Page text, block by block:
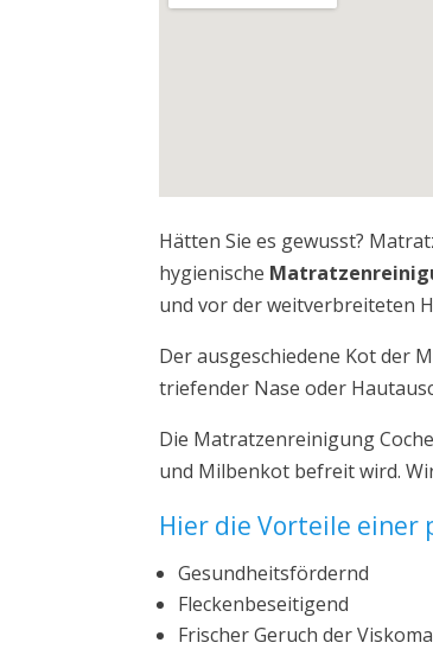
Hätten Sie es gewusst?
hygienische
und vor der weitverbreiteten
Der ausgeschiedene Kot der
triefender Nase oder
Die Matratzenreinigung
und Milbenkot befreit wird.
Hier die Vorteile
Gesundheitsfördernd
Fleckenbeseitigend
Frischer Geruch der